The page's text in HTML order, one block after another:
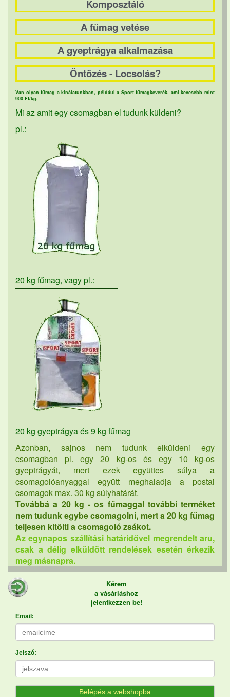
Komposztáló
A fűmag vetése
A gyeptrágya alkalmazása
Öntözés - Locsolás?
Van olyan fűmag a kínálatunkban, például a Sport fűmagkeverék, ami kevesebb mint
900 Ft/kg.
Mi az amit egy csomagban el tudunk küldeni?
pl.:
20 kg fűmag, vagy pl.:
20 kg gyeptrágya és 9 kg fűmag
Azonban, sajnos nem tudunk elküldeni egy
csomagban pl. egy 20 kg-os és egy 10 kg-os
gyeptrágyát, mert ezek együttes súlya a
csomagolóanyaggal együtt meghaladja a postai
csomagok max. 30 kg súlyhatárát.
Továbbá a 20 kg - os fűmaggal további terméket
nem tudunk egybe csomagolni, mert a 20 kg fűmag
teljesen kitölti a csomagoló zsákot.
Az egynapos szállítási határidővel megrendelt aru,
csak a délig elküldött rendelések esetén érkezik
meg másnapra.
Kérem
a vásárláshoz
jelentkezzen be!
Email:
Jelszó:
Belépés a webshopba